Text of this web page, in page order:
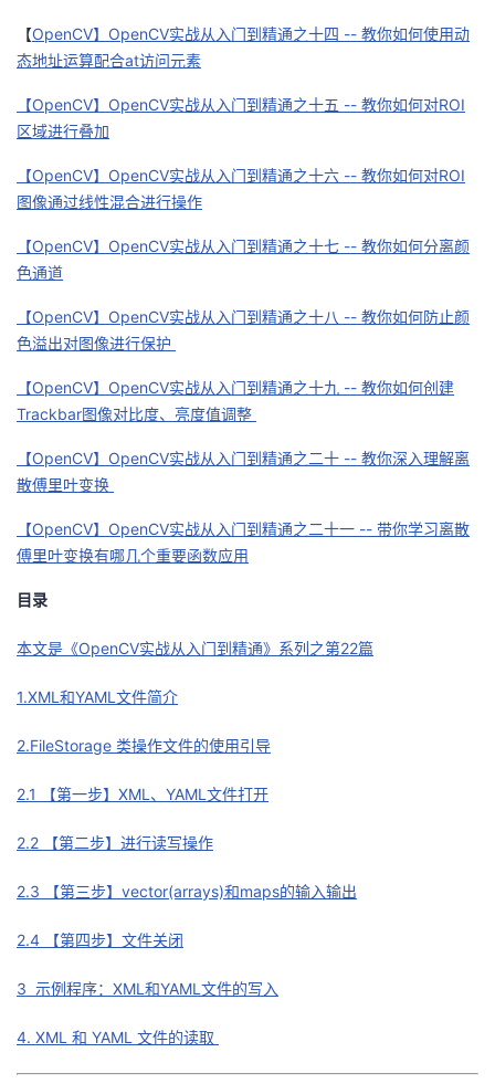
课
程
的
认
证
我
的
实
我
的
藏
术
支
云
声
【OpenCV】OpenCV实战从入门到精通之十四 -- 教你如何使用动
态地址运算配合at访问元素
【OpenCV】OpenCV实战从入门到精通之十五 -- 教你如何对ROI
区域进行叠加
【OpenCV】OpenCV实战从入门到精通之十六 -- 教你如何对ROI
图像通过线性混合进行操作
【OpenCV】OpenCV实战从入门到精通之十七 -- 教你如何分离颜
色通道
【OpenCV】OpenCV实战从入门到精通之十八 -- 教你如何防止颜
色溢出对图像进行保护
【OpenCV】OpenCV实战从入门到精通之十九 -- 教你如何创建
Trackbar图像对比度、亮度值调整
【OpenCV】OpenCV实战从入门到精通之二十 -- 教你深入理解离
散傅里叶变换
【OpenCV】OpenCV实战从入门到精通之二十一 -- 带你学习离散
傅里叶变换有哪几个重要函数应用
目录
本文是《OpenCV实战从入门到精通》系列之第22篇
1.XML和YAML文件简介
2.FileStorage 类操作文件的使用引导
2.1 【第一步】XML、YAML文件打开
2.2 【第二步】进行读写操作
2.3 【第三步】vector(arrays)和maps的输入输出
2.4 【第四步】文件关闭
3 示例程序：XML和YAML文件的写入
4. XML 和 YAML 文件的读取